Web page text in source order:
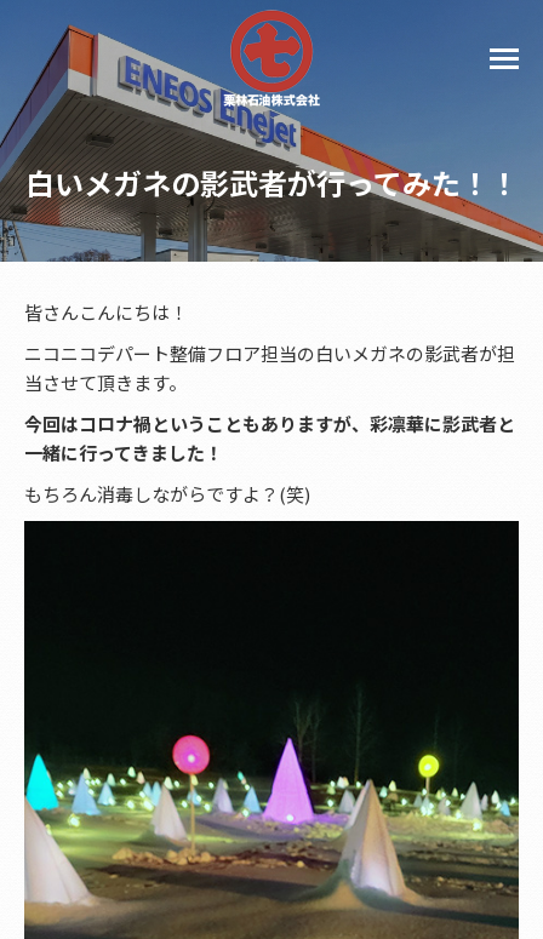
白いメガネの影武者が行ってみた！！
皆さんこんにちは！
ニコニコデパート整備フロア担当の白いメガネの影武者が担
当させて頂きます。
今回はコロナ禍ということもありますが、彩凛華に影武者と
一緒に行ってきました！
もちろん消毒しながらですよ？(笑)